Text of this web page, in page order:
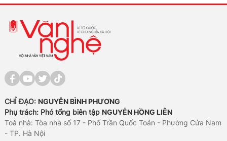
CHỈ ĐẠO: NGUYỄN BÌNH PHƯƠNG
Phụ trách: Phó tổng biên tập NGUYỄN HỒNG LIÊN
Toà nhà: Tòa nhà số 17 - Phố Trần Quốc Toản - Phường Cửa Nam
- TP. Hà Nội